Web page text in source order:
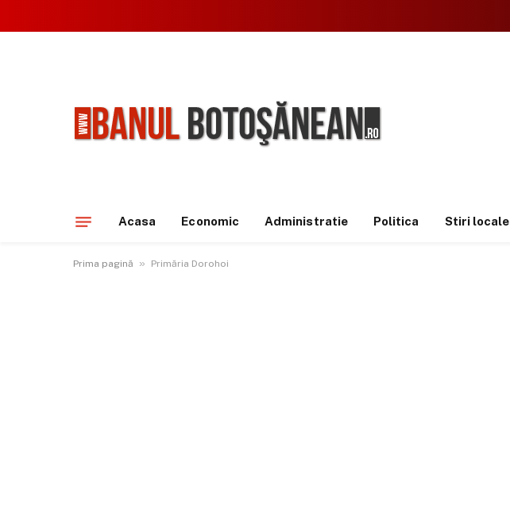
Acasa Economic Administratie Politica Stiri locale
Prima pagină » Primăria Dorohoi